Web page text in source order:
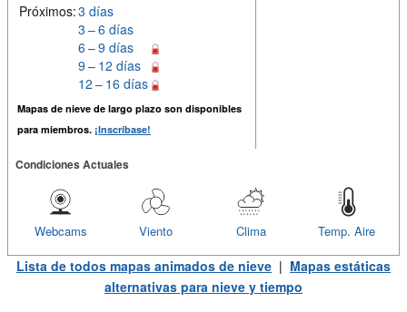
Próximos:3 días
3 – 6 días
6 – 9 días
9 – 12 días
12 – 16 días
Mapas de nieve de largo plazo son disponibles
para miembros. ¡Inscríbase!
Condiciones Actuales
Temp. Aire
Clima
Viento
Webcams
Lista de todos mapas animados de nieve | Mapas estáticas
alternativas para nieve y tiempo